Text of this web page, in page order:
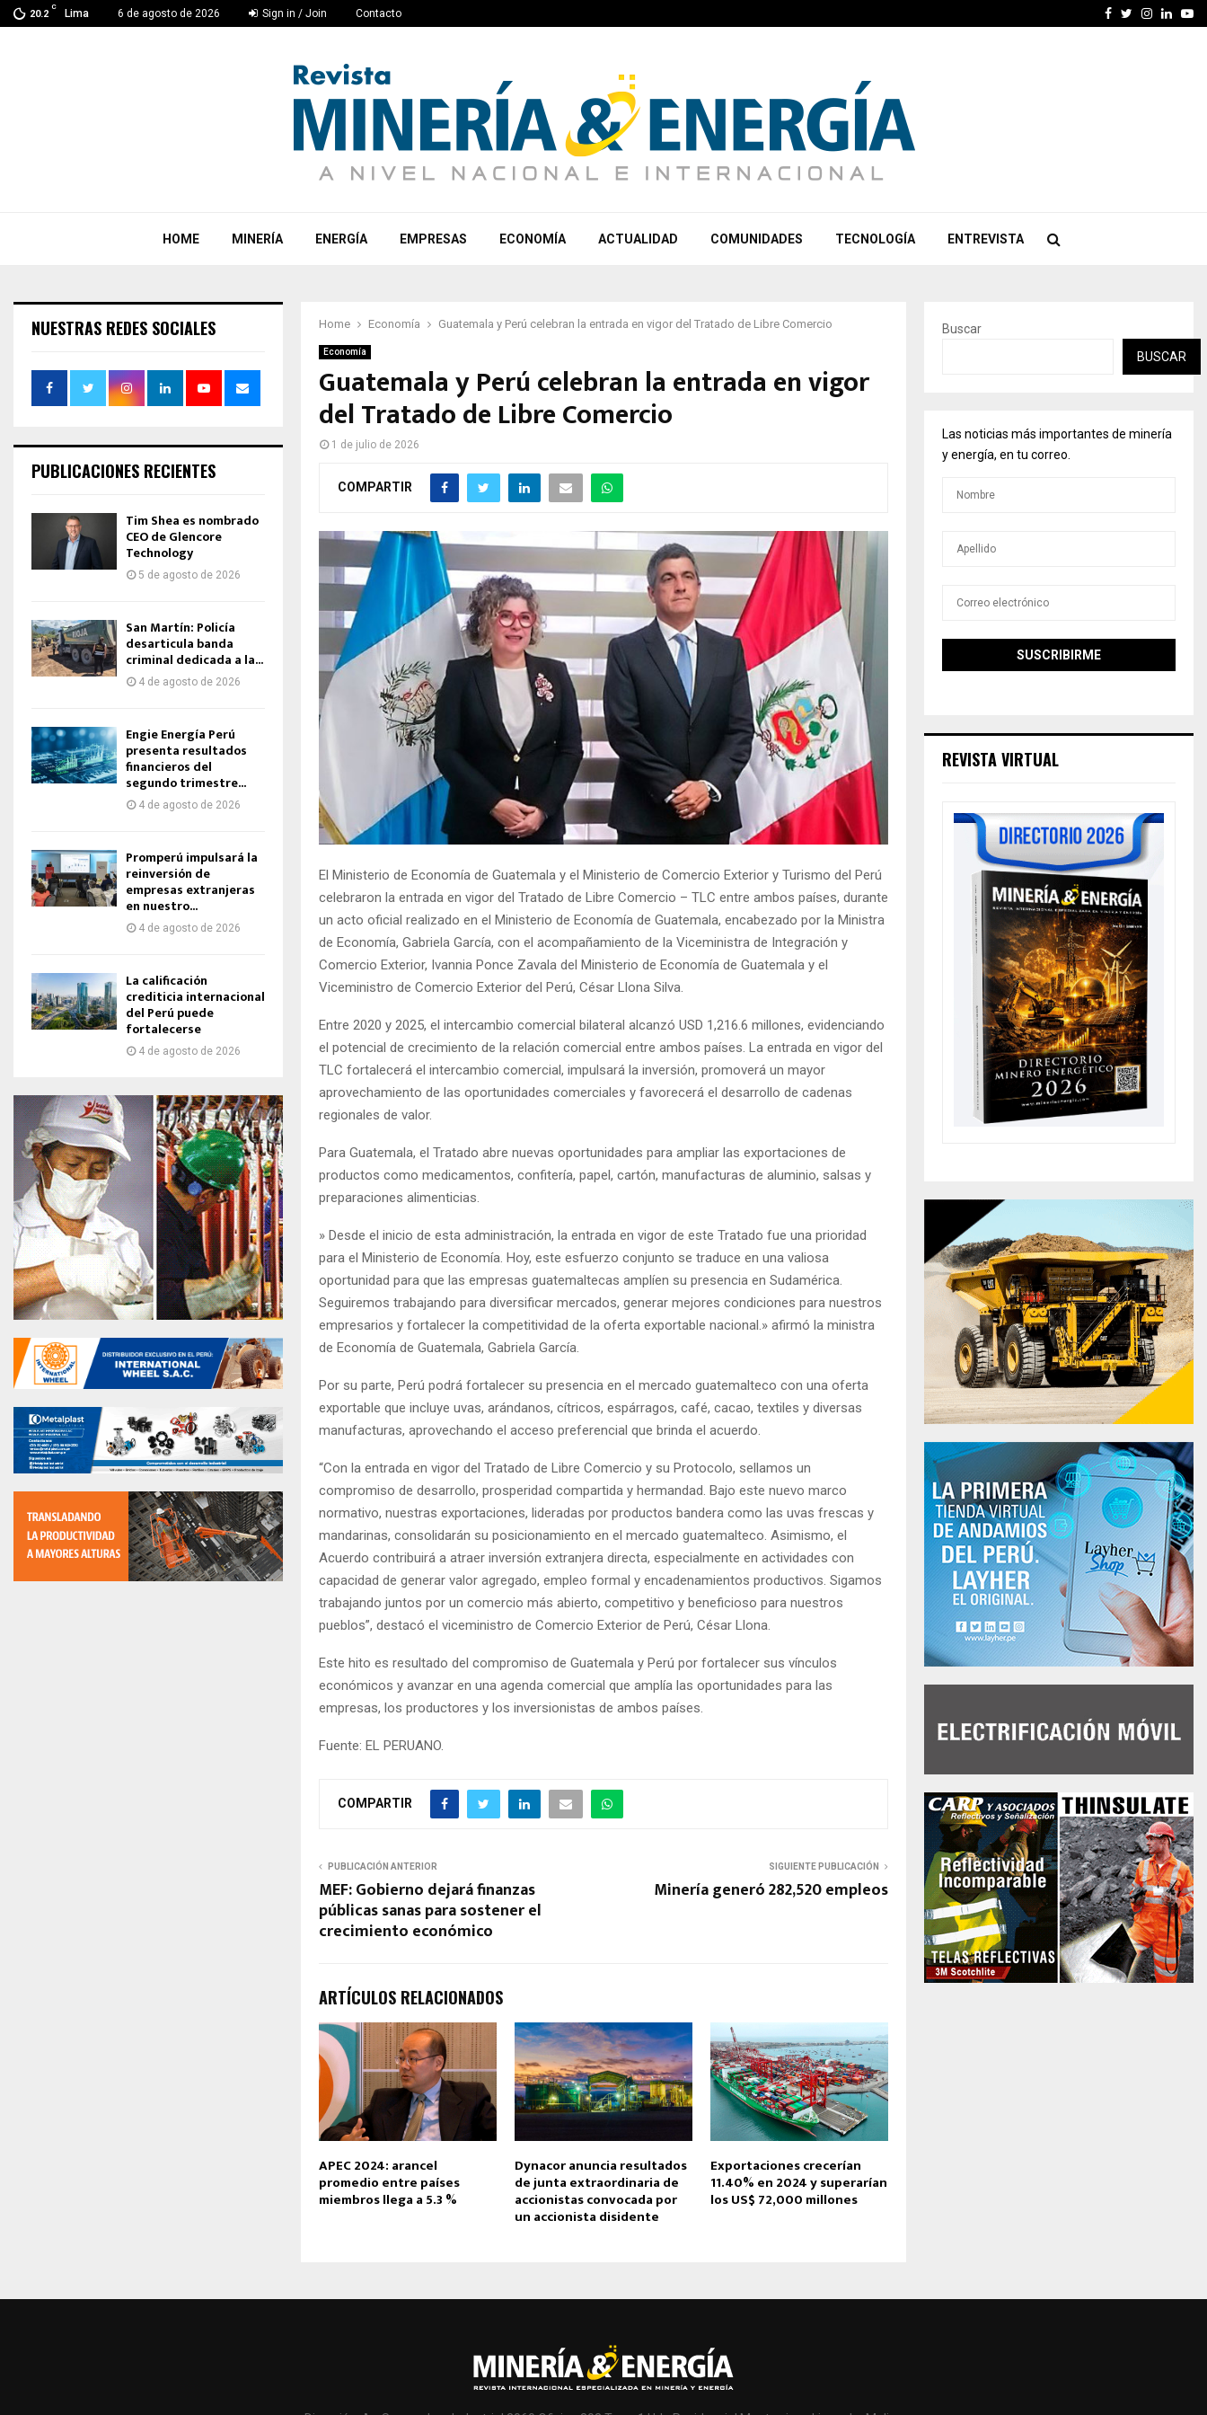
20.2
C
Lima 6 de agosto de 2026 Sign in / Join Contacto Facebook
Twitter
HOME MINERÍA ENERGÍA EMPRESAS ECONOMÍA ACTUALIDAD COMUNIDADES TECNOLOGÍA ENTREVISTA
Home Economía Guatemala y Perú celebran la entrada en vigor del Tratado de Libre Comercio
Economía
Guatemala y Perú celebran la entrada en vigor
del Tratado de Libre Comercio
1 de julio de 2026
COMPARTIR
El Ministerio de Economía de Guatemala y el Ministerio de Comercio Exterior y Turismo del Perú
celebraron la entrada en vigor del Tratado de Libre Comercio – TLC entre ambos países, durante
un acto oficial realizado en el Ministerio de Economía de Guatemala, encabezado por la Ministra
de Economía, Gabriela García, con el acompañamiento de la Viceministra de Integración y
Comercio Exterior, Ivannia Ponce Zavala del Ministerio de Economía de Guatemala y el
Viceministro de Comercio Exterior del Perú, César Llona Silva.
Entre 2020 y 2025, el intercambio comercial bilateral alcanzó USD 1,216.6 millones, evidenciando
el potencial de crecimiento de la relación comercial entre ambos países. La entrada en vigor del
TLC fortalecerá el intercambio comercial, impulsará la inversión, promoverá un mayor
aprovechamiento de las oportunidades comerciales y favorecerá el desarrollo de cadenas
regionales de valor.
Para Guatemala, el Tratado abre nuevas oportunidades para ampliar las exportaciones de
productos como medicamentos, confitería, papel, cartón, manufacturas de aluminio, salsas y
preparaciones alimenticias.
» Desde el inicio de esta administración, la entrada en vigor de este Tratado fue una prioridad
para el Ministerio de Economía. Hoy, este esfuerzo conjunto se traduce en una valiosa
oportunidad para que las empresas guatemaltecas amplíen su presencia en Sudamérica.
Seguiremos trabajando para diversificar mercados, generar mejores condiciones para nuestros
empresarios y fortalecer la competitividad de la oferta exportable nacional.» afirmó la ministra
de Economía de Guatemala, Gabriela García.
Por su parte, Perú podrá fortalecer su presencia en el mercado guatemalteco con una oferta
exportable que incluye uvas, arándanos, cítricos, espárragos, café, cacao, textiles y diversas
manufacturas, aprovechando el acceso preferencial que brinda el acuerdo.
“Con la entrada en vigor del Tratado de Libre Comercio y su Protocolo, sellamos un
compromiso de desarrollo, prosperidad compartida y hermandad. Bajo este nuevo marco
normativo, nuestras exportaciones, lideradas por productos bandera como las uvas frescas y
mandarinas, consolidarán su posicionamiento en el mercado guatemalteco. Asimismo, el
Acuerdo contribuirá a atraer inversión extranjera directa, especialmente en actividades con
capacidad de generar valor agregado, empleo formal y encadenamientos productivos. Sigamos
trabajando juntos por un comercio más abierto, competitivo y beneficioso para nuestros
pueblos”, destacó el viceministro de Comercio Exterior de Perú, César Llona.
Este hito es resultado del compromiso de Guatemala y Perú por fortalecer sus vínculos
económicos y avanzar en una agenda comercial que amplía las oportunidades para las
empresas, los productores y los inversionistas de ambos países.
Fuente: EL PERUANO.
COMPARTIR
PUBLICACIÓN ANTERIOR
MEF: Gobierno dejará finanzas
públicas sanas para sostener el
crecimiento económico
SIGUIENTE PUBLICACIÓN
Minería generó 282,520 empleos
ARTÍCULOS RELACIONADOS
APEC 2024: arancel
promedio entre países
miembros llega a 5.3 %
Dynacor anuncia resultados
de junta extraordinaria de
accionistas convocada por
un accionista disidente
Exportaciones crecerían
11.40% en 2024 y superarían
los US$ 72,000 millones
NUESTRAS REDES SOCIALES
PUBLICACIONES RECIENTES
Tim Shea es nombrado
CEO de Glencore
Technology
5 de agosto de 2026
San Martín: Policía
desarticula banda
criminal dedicada a la...
4 de agosto de 2026
Engie Energía Perú
presenta resultados
financieros del
segundo trimestre...
4 de agosto de 2026
Promperú impulsará la
reinversión de
empresas extranjeras
en nuestro...
4 de agosto de 2026
La calificación
crediticia internacional
del Perú puede
fortalecerse
4 de agosto de 2026
Buscar
BUSCAR
Las noticias más importantes de minería
y energía, en tu correo.
REVISTA VIRTUAL